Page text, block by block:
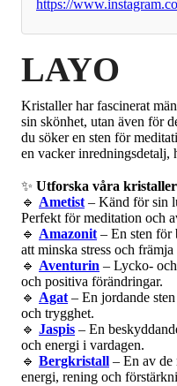
https://
LAYO
Kristaller har fascinerat
sin skönhet, utan även för
du söker en sten för
en vacker inredningsdetalj,
✨ Utforska våra
🔹 Ametist – Känd för sin
Perfekt för meditation och
🔹 Amazonit – En sten för
att minska stress och
🔹 Aventurin – Lycko-
och positiva förändringar.
🔹 Agat – En jordande
och trygghet.
🔹 Jaspis – En
och energi i vardagen.
🔹 Bergkristall – En av de
energi, rening och